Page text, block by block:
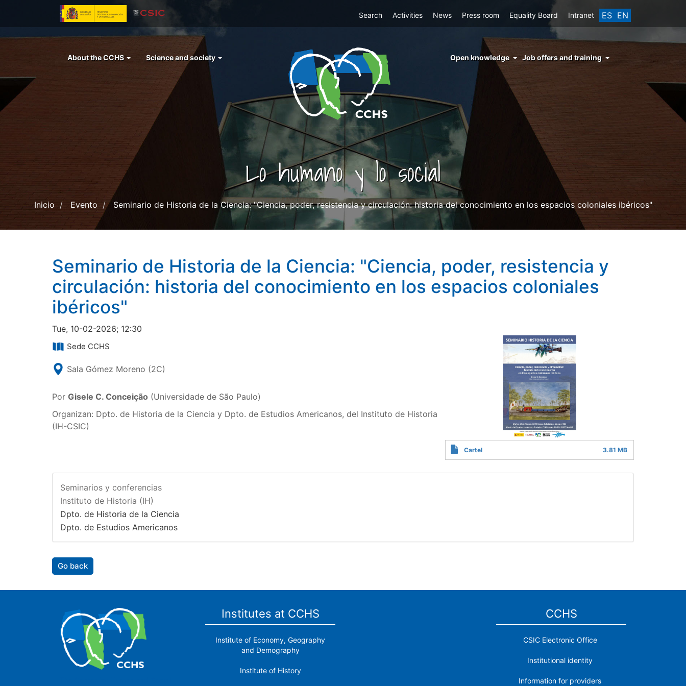
ES EN
Top
Search Activities News Press room Equality Board Intranet
Menu
About the CCHS Science and society
menu
conocimiento
abierto
Open knowledge Job offers and training
Lo humano y lo social
Inicio Evento Seminario de Historia de la Ciencia: "Ciencia, poder, resistencia y circulación: historia del conocimiento en los espacios coloniales ibéricos"
Seminario de Historia de la Ciencia: "Ciencia, poder, resistencia y
circulación: historia del conocimiento en los espacios coloniales
ibéricos"
Tue, 10-02-2026; 12:30
Sede CCHS
Sala Gómez Moreno (2C)
Por Gisele C. Conceição (Universidade de São Paulo)
Organizan: Dpto. de Historia de la Ciencia y Dpto. de Estudios Americanos, del Instituto de Historia
(IH-CSIC)
Cartel 3.81 MB
Seminarios y conferencias
Instituto de Historia (IH)
Dpto. de Historia de la Ciencia
Dpto. de Estudios Americanos
Go back
Institutes at CCHS
Institute of Economy, Geography
and Demography
Institute of History
CCHS
CSIC Electronic Office
Institutional identity
Information for providers